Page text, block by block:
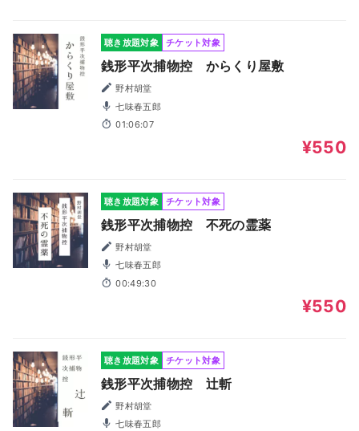
聴き放題対象 チケット対象
銭形平次捕物控 からくり屋敷
野村胡堂
七味春五郎
01:06:07
¥550
聴き放題対象 チケット対象
銭形平次捕物控 不死の霊薬
野村胡堂
七味春五郎
00:49:30
¥550
聴き放題対象 チケット対象
銭形平次捕物控 辻斬
野村胡堂
七味春五郎